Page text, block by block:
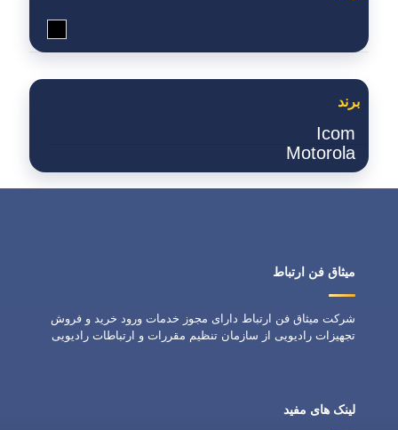
برند
Icom
Motorola
میثاق فن ارتباط
شرکت میثاق فن ارتباط دارای مجوز خدمات ورود خرید و فروش
تجهیزات رادیویی از سازمان تنظیم مقررات و ارتباطات رادیویی
لینک های مفید